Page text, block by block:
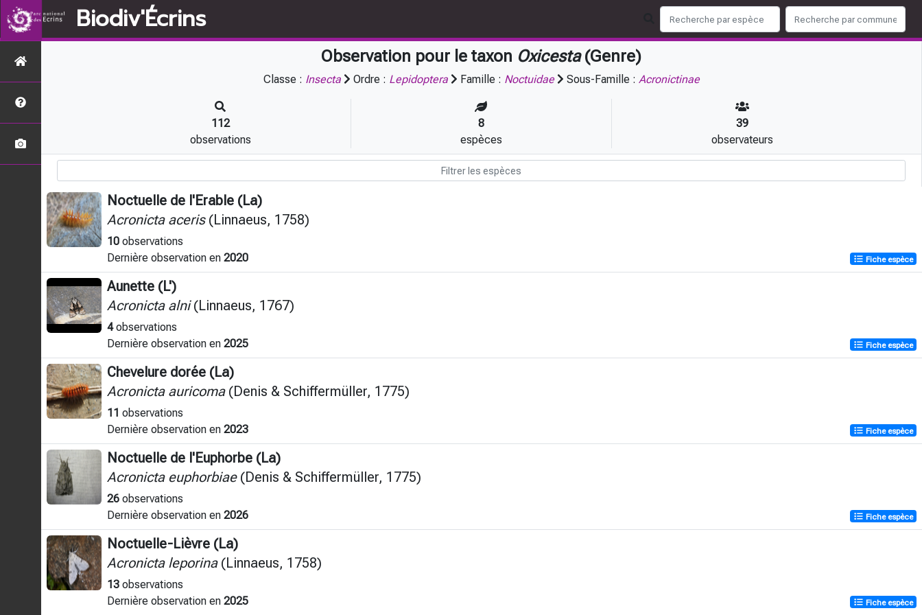
Biodiv'Écrins
Observation pour le taxon Oxicesta(Genre)
Classe : Insecta Ordre : Lepidoptera Famille : Noctuidae Sous-Famille : Acronictinae
112
observations
8
espèces
39
observateurs
Noctuelle de l'Erable (La)
Acronicta aceris(Linnaeus, 1758)
10 observations
Dernière observation en 2020 Fiche espèce
Aunette (L')
Acronicta alni(Linnaeus, 1767)
4observations
Dernière observation en 2025 Fiche espèce
Chevelure dorée (La)
Acronicta auricoma(Denis & Schiffermüller, 1775)
11 observations
Dernière observation en 2023 Fiche espèce
Noctuelle de l'Euphorbe (La)
Acronicta euphorbiae(Denis & Schiffermüller, 1775)
26 observations
Dernière observation en 2026 Fiche espèce
Noctuelle-Lièvre (La)
Acronicta leporina(Linnaeus, 1758)
13 observations
Dernière observation en 2025 Fiche espèce